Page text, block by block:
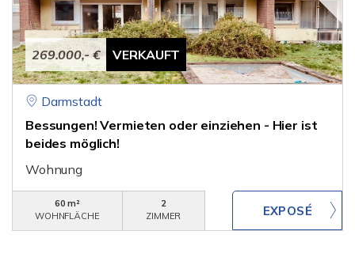
269.000,- € VERKAUFT
Darmstadt
Bessungen! Vermieten oder einziehen - Hier ist
beides möglich!
Wohnung
60 m²
WOHNFLÄCHE
2
ZIMMER